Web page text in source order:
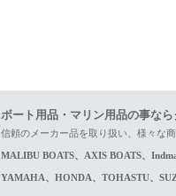
ボート用品・マリン用品の事な
信頼のメーカー品を取り扱い、様々な
MALIBU BOATS、AXIS BOATS、
YAMAHA、HONDA、TOHASTU、